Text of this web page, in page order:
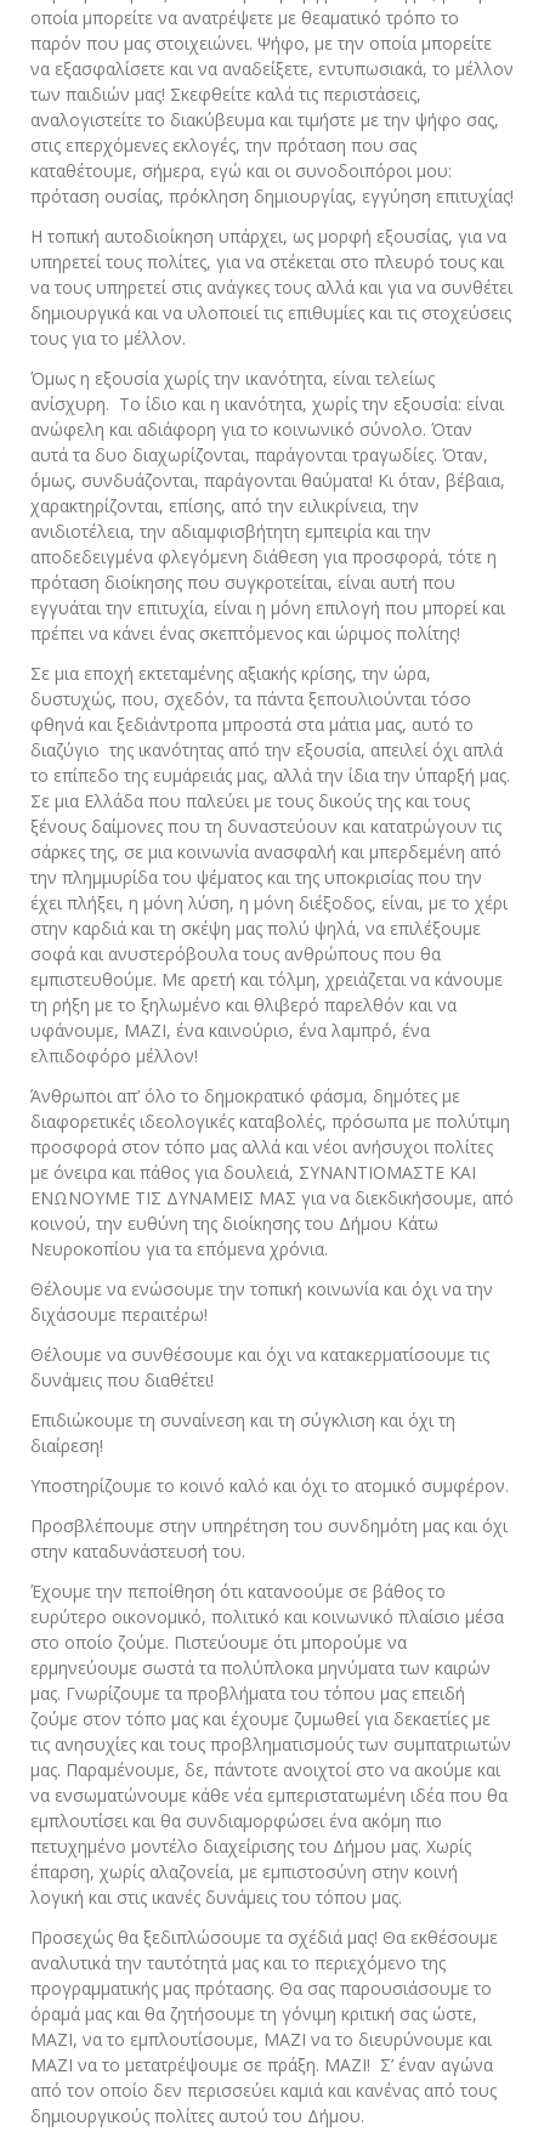
οποία μπορείτε να ανατρέψετε με θεαματικό τρόπο το
παρόν που μας στοιχειώνει. Ψήφο, με την οποία μπορείτε
να εξασφαλίσετε και να αναδείξετε, εντυπωσιακά, το μέλλον
των παιδιών μας! Σκεφθείτε καλά τις περιστάσεις,
αναλογιστείτε το διακύβευμα και τιμήστε με την ψήφο σας,
στις επερχόμενες εκλογές, την πρόταση που σας
καταθέτουμε, σήμερα, εγώ και οι συνοδοιπόροι μου:
πρόταση ουσίας, πρόκληση δημιουργίας, εγγύηση επιτυχίας!
Η τοπική αυτοδιοίκηση υπάρχει, ως μορφή εξουσίας, για να
υπηρετεί τους πολίτες, για να στέκεται στο πλευρό τους και
να τους υπηρετεί στις ανάγκες τους αλλά και για να συνθέτει
δημιουργικά και να υλοποιεί τις επιθυμίες και τις στοχεύσεις
τους για το μέλλον.
Όμως η εξουσία χωρίς την ικανότητα, είναι τελείως
ανίσχυρη. Το ίδιο και η ικανότητα, χωρίς την εξουσία: είναι
ανώφελη και αδιάφορη για το κοινωνικό σύνολο. Όταν
αυτά τα δυο διαχωρίζονται, παράγονται τραγωδίες. Όταν,
όμως, συνδυάζονται, παράγονται θαύματα! Κι όταν, βέβαια,
χαρακτηρίζονται, επίσης, από την ειλικρίνεια, την
ανιδιοτέλεια, την αδιαμφισβήτητη εμπειρία και την
αποδεδειγμένα φλεγόμενη διάθεση για προσφορά, τότε η
πρόταση διοίκησης που συγκροτείται, είναι αυτή που
εγγυάται την επιτυχία, είναι η μόνη επιλογή που μπορεί και
πρέπει να κάνει ένας σκεπτόμενος και ώριμος πολίτης!
Σε μια εποχή εκτεταμένης αξιακής κρίσης, την ώρα,
δυστυχώς, που, σχεδόν, τα πάντα ξεπουλιούνται τόσο
φθηνά και ξεδιάντροπα μπροστά στα μάτια μας, αυτό το
διαζύγιο της ικανότητας από την εξουσία, απειλεί όχι απλά
το επίπεδο της ευμάρειάς μας, αλλά την ίδια την ύπαρξή μας.
Σε μια Ελλάδα που παλεύει με τους δικούς της και τους
ξένους δαίμονες που τη δυναστεύουν και κατατρώγουν τις
σάρκες της, σε μια κοινωνία ανασφαλή και μπερδεμένη από
την πλημμυρίδα του ψέματος και της υποκρισίας που την
έχει πλήξει, η μόνη λύση, η μόνη διέξοδος, είναι, με το χέρι
στην καρδιά και τη σκέψη μας πολύ ψηλά, να επιλέξουμε
σοφά και ανυστερόβουλα τους ανθρώπους που θα
εμπιστευθούμε. Με αρετή και τόλμη, χρειάζεται να κάνουμε
τη ρήξη με το ξηλωμένο και θλιβερό παρελθόν και να
υφάνουμε, ΜΑΖΙ, ένα καινούριο, ένα λαμπρό, ένα
ελπιδοφόρο μέλλον!
Άνθρωποι απ’ όλο το δημοκρατικό φάσμα, δημότες με
διαφορετικές ιδεολογικές καταβολές, πρόσωπα με πολύτιμη
προσφορά στον τόπο μας αλλά και νέοι ανήσυχοι πολίτες
με όνειρα και πάθος για δουλειά, ΣΥΝΑΝΤΙΟΜΑΣΤΕ ΚΑΙ
ΕΝΩΝΟΥΜΕ ΤΙΣ ΔΥΝΑΜΕΙΣ ΜΑΣ για να διεκδικήσουμε, από
κοινού, την ευθύνη της διοίκησης του Δήμου Κάτω
Νευροκοπίου για τα επόμενα χρόνια.
Θέλουμε να ενώσουμε την τοπική κοινωνία και όχι να την
διχάσουμε περαιτέρω!
Θέλουμε να συνθέσουμε και όχι να κατακερματίσουμε τις
δυνάμεις που διαθέτει!
Επιδιώκουμε τη συναίνεση και τη σύγκλιση και όχι τη
διαίρεση!
Υποστηρίζουμε το κοινό καλό και όχι το ατομικό συμφέρον.
Προσβλέπουμε στην υπηρέτηση του συνδημότη μας και όχι
στην καταδυνάστευσή του.
Έχουμε την πεποίθηση ότι κατανοούμε σε βάθος το
ευρύτερο οικονομικό, πολιτικό και κοινωνικό πλαίσιο μέσα
στο οποίο ζούμε. Πιστεύουμε ότι μπορούμε να
ερμηνεύουμε σωστά τα πολύπλοκα μηνύματα των καιρών
μας. Γνωρίζουμε τα προβλήματα του τόπου μας επειδή
ζούμε στον τόπο μας και έχουμε ζυμωθεί για δεκαετίες με
τις ανησυχίες και τους προβληματισμούς των συμπατριωτών
μας. Παραμένουμε, δε, πάντοτε ανοιχτοί στο να ακούμε και
να ενσωματώνουμε κάθε νέα εμπεριστατωμένη ιδέα που θα
εμπλουτίσει και θα συνδιαμορφώσει ένα ακόμη πιο
πετυχημένο μοντέλο διαχείρισης του Δήμου μας. Χωρίς
έπαρση, χωρίς αλαζονεία, με εμπιστοσύνη στην κοινή
λογική και στις ικανές δυνάμεις του τόπου μας.
Προσεχώς θα ξεδιπλώσουμε τα σχέδιά μας! Θα εκθέσουμε
αναλυτικά την ταυτότητά μας και το περιεχόμενο της
προγραμματικής μας πρότασης. Θα σας παρουσιάσουμε το
όραμά μας και θα ζητήσουμε τη γόνιμη κριτική σας ώστε,
ΜΑΖΙ, να το εμπλουτίσουμε, ΜΑΖΙ να το διευρύνουμε και
ΜΑΖΙ να το μετατρέψουμε σε πράξη. ΜΑΖΙ! Σ’ έναν αγώνα
από τον οποίο δεν περισσεύει καμιά και κανένας από τους
δημιουργικούς πολίτες αυτού του Δήμου.